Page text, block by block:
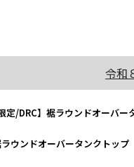
令和
定/DRC】裾ラウンドオーバー
ラウンドオーバータンクトップ